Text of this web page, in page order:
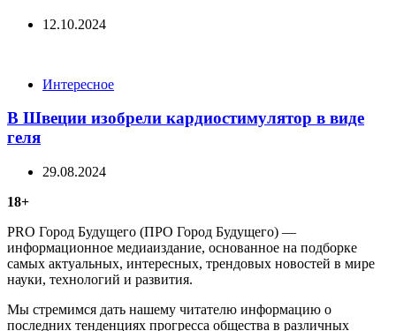
12.10.2024
CategoriesИнтересное
В Швеции изобрели кардиостимулятор в виде
геля
29.08.2024
18+
PRO Город Будущего (ПРО Город Будущего) —
информационное медиаиздание, основанное на подборке
самых актуальных, интересных, трендовых новостей в мире
науки, технологий и развития.
Мы стремимся дать нашему читателю информацию о
последних тенденциях прогресса общества в различных